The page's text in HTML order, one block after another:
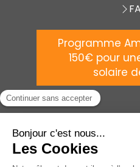
Programme
150€ pour
solaire